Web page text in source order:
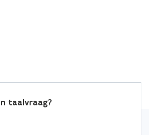
taalvraag?